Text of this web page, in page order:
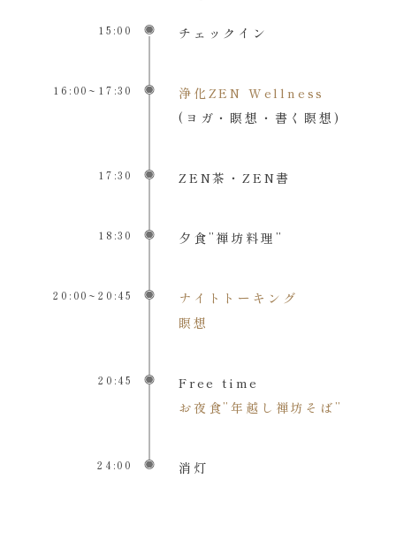
15:00 チェックイン
16:00~17:30
浄化ZEN Wellness
(ヨガ・瞑想・書く瞑想)
17:30 ZEN茶・ZEN書
18:30 夕食”禅坊料理”
20:00~20:45
ナイトトーキング
瞑想
20:45
Free time
お夜食”年越し禅坊そば”
24:00 消灯